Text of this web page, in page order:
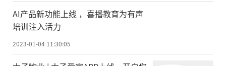
AI产品新功能上线 ，喜播教育为有声
培训注入活力
2023-01-04 11:30:05